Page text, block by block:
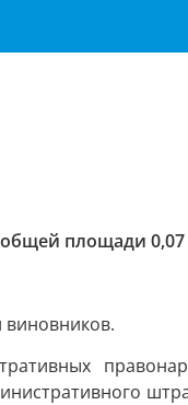
площади 0,07
виновников.